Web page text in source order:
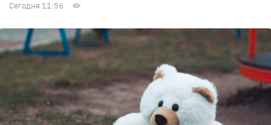
Сегодня 11:56